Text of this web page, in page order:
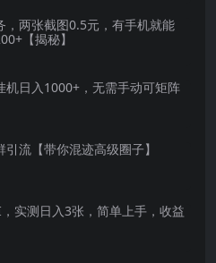
，两张截图0.5元，有手机就能
【揭秘】
机日入1000+，无需手动可矩阵
流【带你混迹高级圈子】
实测日入3张，简单上手，收益